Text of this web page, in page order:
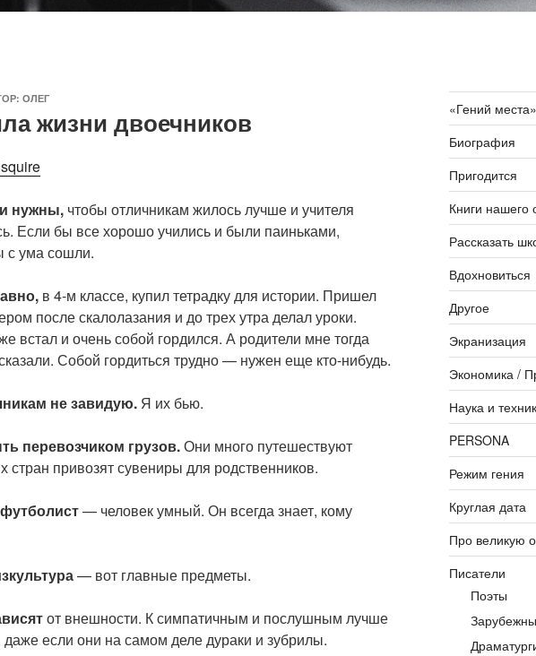
ОЛЕГ
жизни двоечников
нужны, чтобы отличникам жилось лучше и учителя
Если бы все хорошо учились и были паиньками,
с ума сошли.
в 4-м классе, купил тетрадку для истории. Пришел
после скалолазания и до трех утра делал уроки.
встал и очень собой гордился. А родители мне тогда
Собой гордиться трудно — нужен еще кто-нибудь.
не завидую. Я их бью.
перевозчиком грузов.Они много путешествуют
стран привозят сувениры для родственников.
— человек умный. Он всегда знает, кому
— вот главные предметы.
от внешности. К симпатичным и послушным лучше
даже если они на самом деле дураки и зубрилы.
«Гений места»
Биография
Пригодится
Книги нашего
Рассказать
Вдохновиться
Другое
Экранизация
Экономика /
Наука и
PERSONA
Режим гения
Круглая дата
Про великую
Писатели
Поэты